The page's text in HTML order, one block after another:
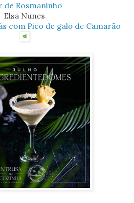
de Rosmaninho
Elsa Nunes
com Pico de galo de Camarão